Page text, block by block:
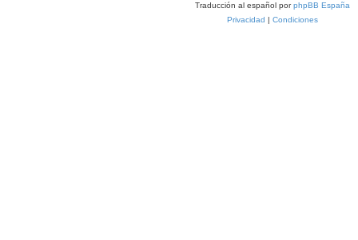
Traducción al español porphpBB España
Privacidad | Condiciones